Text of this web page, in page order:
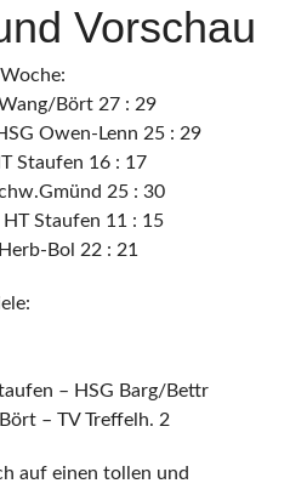
Vorschau
Bört 27 : 29
Owen-Lenn 25 : 29
Staufen 16 : 17
25 : 30
Staufen 11 : 15
Bol 22 : 21
– HSG Barg/Bettr
– TV Treffelh. 2
auf einen tollen und